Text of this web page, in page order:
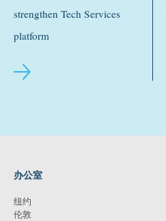
strengthen Tech Services
platform
办公室
纽约
伦敦